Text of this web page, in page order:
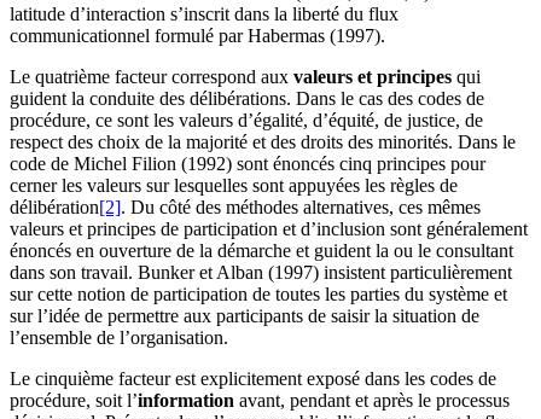
latitude d’interaction s’inscrit dans la liberté du flux
communicationnel formulé par Habermas (1997).
Le quatrième facteur correspond aux valeurs et principes qui
guident la conduite des délibérations. Dans le cas des codes de
procédure, ce sont les valeurs d’égalité, d’équité, de justice, de
respect des choix de la majorité et des droits des minorités. Dans le
code de Michel Filion (1992) sont énoncés cinq principes pour
cerner les valeurs sur lesquelles sont appuyées les règles de
délibération[2]. Du côté des méthodes alternatives, ces mêmes
valeurs et principes de participation et d’inclusion sont généralement
énoncés en ouverture de la démarche et guident la ou le consultant
dans son travail. Bunker et Alban (1997) insistent particulièrement
sur cette notion de participation de toutes les parties du système et
sur l’idée de permettre aux participants de saisir la situation de
l’ensemble de l’organisation.
Le cinquième facteur est explicitement exposé dans les codes de
procédure, soit l’information avant, pendant et après le processus